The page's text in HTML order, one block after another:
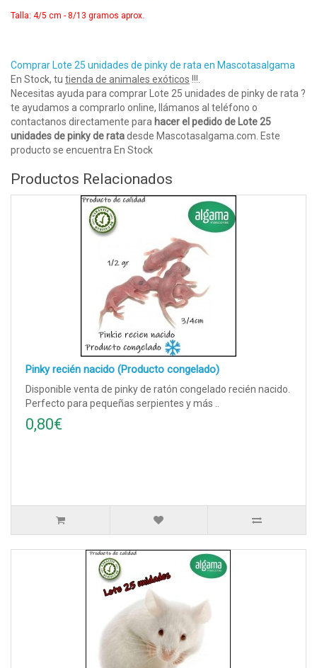
Talla: 4/5 cm - 8/13 gramos aprox.
Comprar Lote 25 unidades de pinky de rata en Mascotasalgama
En Stock, tu tienda de animales exóticos !!!.
Necesitas ayuda para comprar Lote 25 unidades de pinky de rata ?
te ayudamos a comprarlo online, llámanos al teléfono o
contactanos directamente para hacer el pedido de Lote 25
unidades de pinky de ratadesde Mascotasalgama.com. Este
producto se encuentra En Stock
Productos Relacionados
Pinky recién nacido (Producto congelado)
Disponible venta de pinky de ratón congelado recién nacido.
Perfecto para pequeñas serpientes y más ..
0,80€